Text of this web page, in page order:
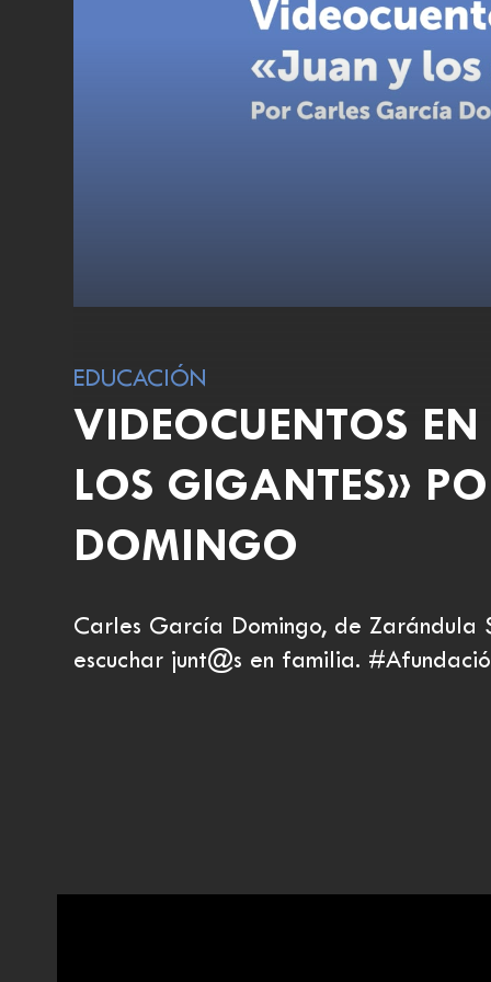
EDUCACIÓN
VIDEOCUENTOS
LOS GIGANTES»
DOMINGO
Carles García Domingo, de Zarándula
escuchar junt@s en familia.